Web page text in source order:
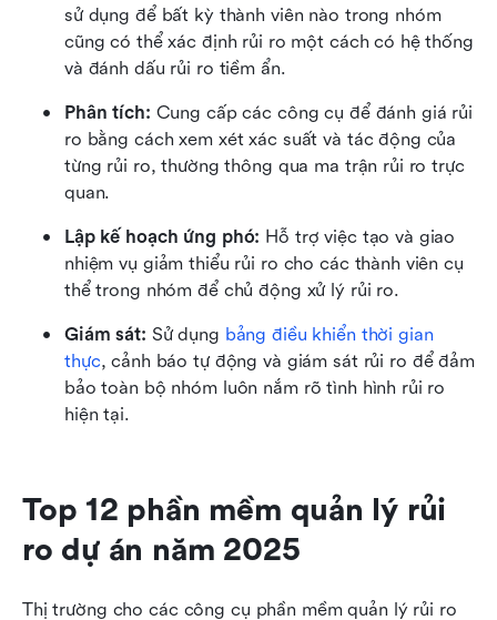
sử dụng để bất kỳ thành viên nào trong nhóm
cũng có thể xác định rủi ro một cách có hệ thống
và đánh dấu rủi ro tiềm ẩn.
Phân tích: Cung cấp các công cụ để đánh giá rủi
ro bằng cách xem xét xác suất và tác động của
từng rủi ro, thường thông qua ma trận rủi ro trực
quan.
Lập kế hoạch ứng phó: Hỗ trợ việc tạo và giao
nhiệm vụ giảm thiểu rủi ro cho các thành viên cụ
thể trong nhóm để chủ động xử lý rủi ro.
Giám sát: Sử dụng bảng điều khiển thời gian
thực, cảnh báo tự động và giám sát rủi ro để đảm
bảo toàn bộ nhóm luôn nắm rõ tình hình rủi ro
hiện tại.
Top 12 phần mềm quản lý rủi
ro dự án năm 2025
Thị trường cho các công cụ phần mềm quản lý rủi ro